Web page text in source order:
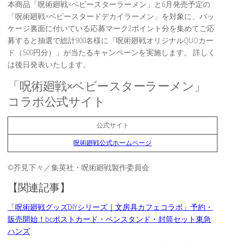
本商品「呪術廻戦×ベビースターラーメン」と6月発売予定の
「呪術廻戦×ベビースタードデカイラーメン」を対象に、パッ
ケージ裏面に付いている応募マーク2ポイント分を集めてご応
募すると抽選で総計900名様に「呪術廻戦オリジナルQUOカー
ド（500円分）」が当たるキャンペーンを実施します。 詳しく
は後日発表いたします。
「呪術廻戦×ベビースターラーメン」
コラボ公式サイト
公式サイト
呪術廻戦公式ホームページ
©芥見下々／集英社・呪術廻戦製作委員会
【関連記事】
「呪術廻戦グッズDIYシリーズ｜文房具カフェコラボ」予約・
販売開始！bcポストカード・ペンスタンド・封筒セット東急
ハンズ